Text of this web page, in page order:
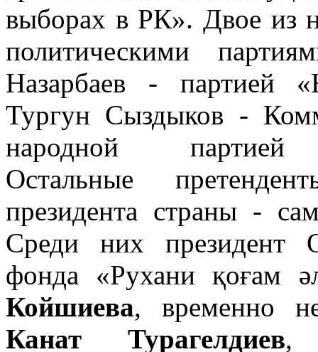
выборах в РК». Двое из
политическими
Назарбаев - партией
Тургун Сыздыков -
народной партией
Остальные
президента страны -
Среди них президент
фонда «Руханиқоғам
Койшиева, временно
Канат Турагелдиев,